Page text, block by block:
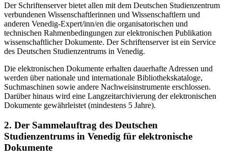
Der Schriftenserver bietet allen mit dem Deutschen Studienzentrum
verbundenen Wissenschaftlerinnen und Wissenschaftlern und
anderen Venedig-Expert/inn/en die organisatorischen und
technischen Rahmenbedingungen zur elektronischen Publikation
wissenschaftlicher Dokumente. Der Schriftenserver ist ein Service
des Deutschen Studienzentrums in Venedig.
Die elektronischen Dokumente erhalten dauerhafte Adressen und
werden über nationale und internationale Bibliothekskataloge,
Suchmaschinen sowie andere Nachweisinstrumente erschlossen.
Darüber hinaus wird eine Langzeitarchivierung der elektronischen
Dokumente gewährleistet (mindestens 5 Jahre).
2. Der Sammelauftrag des Deutschen
Studienzentrums in Venedig für elektronische
Dokumente